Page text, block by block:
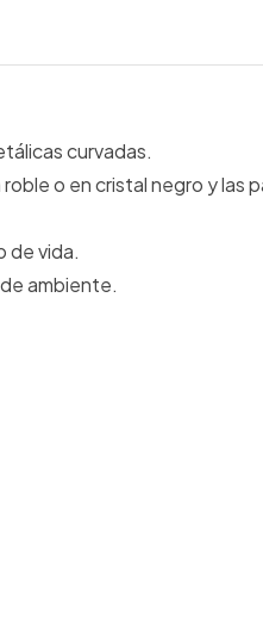
curvadas.
o en cristal negro y las
de vida.
ambiente.